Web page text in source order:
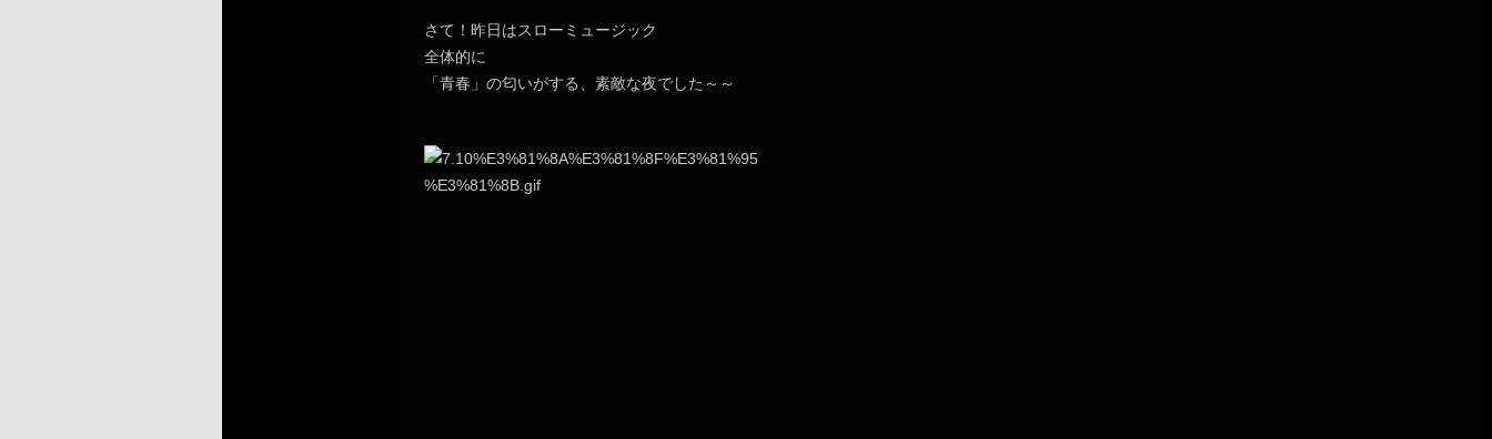
さて！昨日はスローミュージック
全体的に
「青春」の匂いがする、素敵な夜でした～～